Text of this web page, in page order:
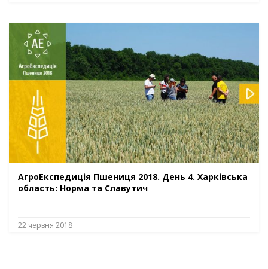
АгроЕкспедиція Пшениця 2018. День 4. Харківська
область: Норма та Славутич
22 червня 2018